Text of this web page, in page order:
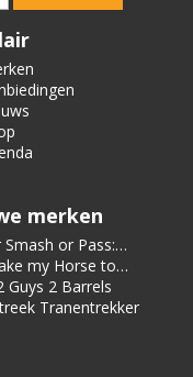
merken
Smash or Pass:
my Horse to
Room
Guys 2 Barrels
Tranentrekker